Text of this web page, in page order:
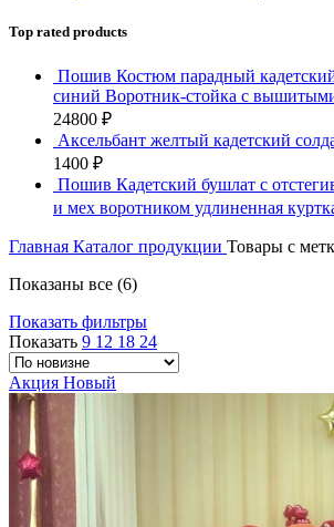
Top rated products
Пошив Костюм парадный
синий Воротник-стойка с
24800 ₽
Аксельбант желтый кадетский
1400 ₽
Пошив Кадетский бушлат с
и мех воротником удлиненная
Главная Каталог продукции Товары с
Показаны все (6)Сортировка:
недавние
Показать фильтры
Показать 9 12 18 24
Акция Новый